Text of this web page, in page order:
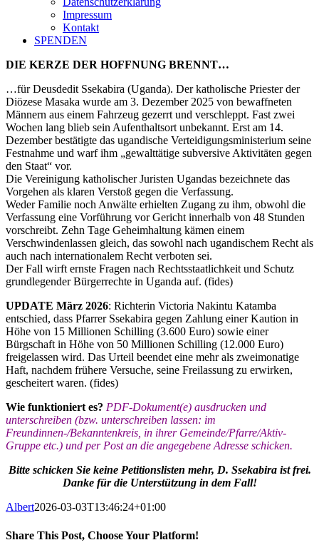
Impressum
Kontakt
SPENDEN
DIE KERZE DER HOFFNUNG BRENNT…
…für Deusdedit Ssekabira (Uganda). Der katholische Priester der
Diözese Masaka wurde am 3. Dezember 2025 von bewaffneten
Männern aus einem Fahrzeug gezerrt und verschleppt. Fast zwei
Wochen lang blieb sein Aufenthaltsort unbekannt. Erst am 14.
Dezember bestätigte das ugandische Verteidigungsministerium seine
Festnahme und warf ihm „gewalttätige subversive Aktivitäten gegen
den Staat“ vor.
Die Vereinigung katholischer Juristen Ugandas bezeichnete das
Vorgehen als klaren Verstoß gegen die Verfassung.
Weder Familie noch Anwälte erhielten Zugang zu ihm, obwohl die
Verfassung eine Vorführung vor Gericht innerhalb von 48 Stunden
vorschreibt. Zehn Tage Geheimhaltung kämen einem
Verschwindenlassen gleich, das sowohl nach ugandischem Recht als
auch nach internationalem Recht verboten sei.
Der Fall wirft ernste Fragen nach Rechtsstaatlichkeit und Schutz
grundlegender Bürgerrechte in Uganda auf. (fides)
UPDATE März 2026: Richterin Victoria Nakintu Katamba
entschied, dass Pfarrer Ssekabira gegen Zahlung einer Kaution in
Höhe von 15 Millionen Schilling (3.600 Euro) sowie einer
Bürgschaft in Höhe von 50 Millionen Schilling (12.000 Euro)
freigelassen wird. Das Urteil beendet eine mehr als zweimonatige
Haft, nachdem frühere Versuche, seine Freilassung zu erwirken,
gescheitert waren. (fides)
Wie funktioniert es? PDF-Dokument(e) ausdrucken und
unterschreiben (bzw. unterschreiben lassen: im
Freundinnen-/Bekanntenkreis, in ihrer Gemeinde/Pfarre/Aktiv-
Gruppe etc.) und per Post an die angegebene Adresse schicken.
Bitte schicken Sie keine Petitionslisten mehr, D. Ssekabira ist frei.
Danke für die Unterstützung in dem Fall!
Albert2026-03-03T13:46:24+01:00
Share This Post, Choose Your Platform!